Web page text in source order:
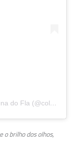
Uma publicação compartilhada por Coluna do Fla (@colunadofla)
o brilho dos olhos,